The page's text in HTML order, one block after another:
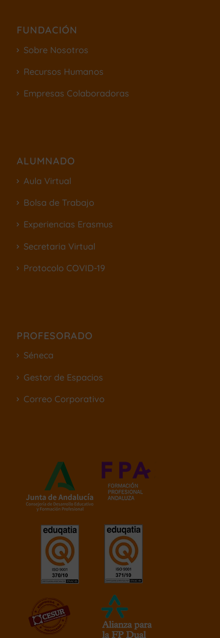
FUNDACIÓN
Sobre Nosotros
Recursos Humanos
Empresas Colaboradoras
ALUMNADO
Aula Virtual
Bolsa de Trabajo
Experiencias Erasmus
Secretaria Virtual
Protocolo COVID-19
PROFESORADO
Séneca
Gestor de Espacios
Correo Corporativo